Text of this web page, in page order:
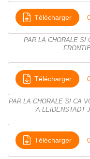
Télécharger
PAR LA CHORALE SI
Télécharger
PAR LA CHORALE SI CA
A LEIDENSTADT
Télécharger